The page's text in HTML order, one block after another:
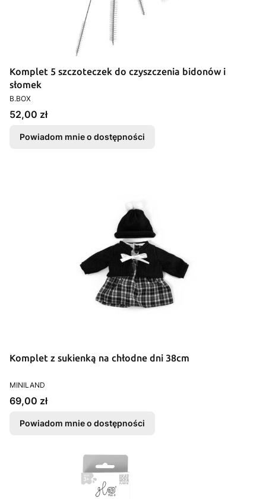
Komplet 5 szczoteczek do czyszczenia bidonów i
słomek
PRODUCENT
B.BOX
Cena
52,00 zł
Powiadom mnie o dostępności
Komplet z sukienką na chłodne dni 38cm
PRODUCENT
MINILAND
Cena
69,00 zł
Powiadom mnie o dostępności